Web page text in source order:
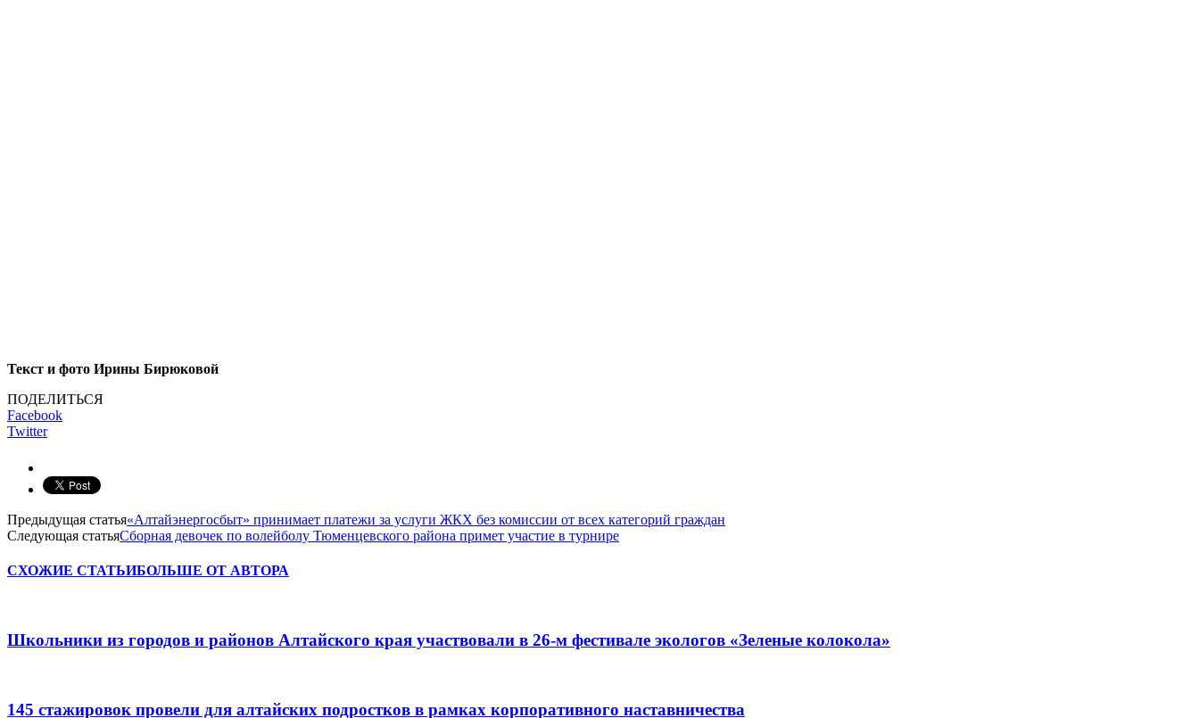
Текст и фото Ирины Бирюковой
ПОДЕЛИТЬСЯ
Facebook
Twitter
Предыдущая статья«Алтайэнергосбыт» принимает платежи за услуги ЖКХ без комиссии от всех категорий граждан
Следующая статьяСборная девочек по волейболу Тюменцевского района примет участие в турнире
СХОЖИЕ СТАТЬИБОЛЬШЕ ОТ АВТОРА
Школьники из городов и районов Алтайского края участвовали в 26-м фестивале экологов «Зеленые колокола»
145 стажировок провели для алтайских подростков в рамках корпоративного наставничества